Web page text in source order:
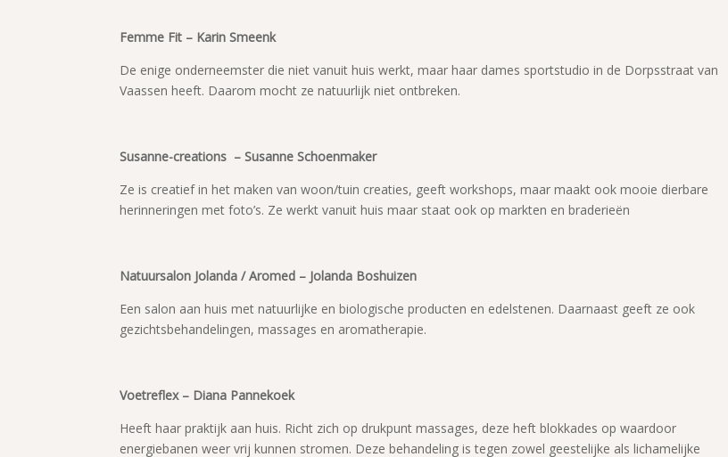
Femme Fit – Karin Smeenk
De enige onderneemster die niet vanuit huis werkt, maar haar dames sportstudio in de Dorpsstraat van
Vaassen heeft. Daarom mocht ze natuurlijk niet ontbreken.
Susanne-creations – Susanne Schoenmaker
Ze is creatief in het maken van woon/tuin creaties, geeft workshops, maar maakt ook mooie dierbare
herinneringen met foto’s. Ze werkt vanuit huis maar staat ook op markten en braderieën
Natuursalon Jolanda / Aromed – Jolanda Boshuizen
Een salon aan huis met natuurlijke en biologische producten en edelstenen. Daarnaast geeft ze ook
gezichtsbehandelingen, massages en aromatherapie.
Voetreflex – Diana Pannekoek
Heeft haar praktijk aan huis. Richt zich op drukpunt massages, deze heft blokkades op waardoor
energiebanen weer vrij kunnen stromen. Deze behandeling is tegen zowel geestelijke als lichamelijke